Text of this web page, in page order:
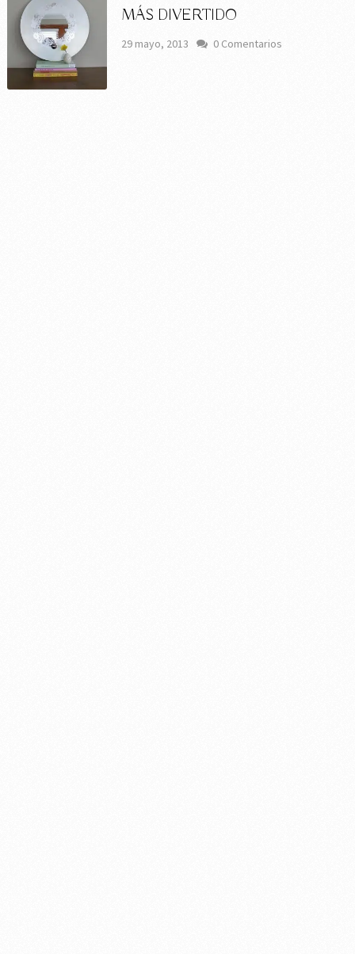
MÁS DIVERTIDO
29 mayo, 2013 0 Comentarios